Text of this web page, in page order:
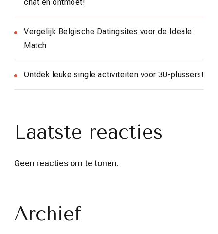
chat en ontmoet!
Vergelijk Belgische Datingsites voor de Ideale
Match
Ontdek leuke single activiteiten voor 30-plussers!
Laatste reacties
Geen reacties om te tonen.
Archief